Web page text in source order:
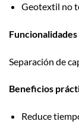
Geotextil no
Separación de
Beneficios
Reduce